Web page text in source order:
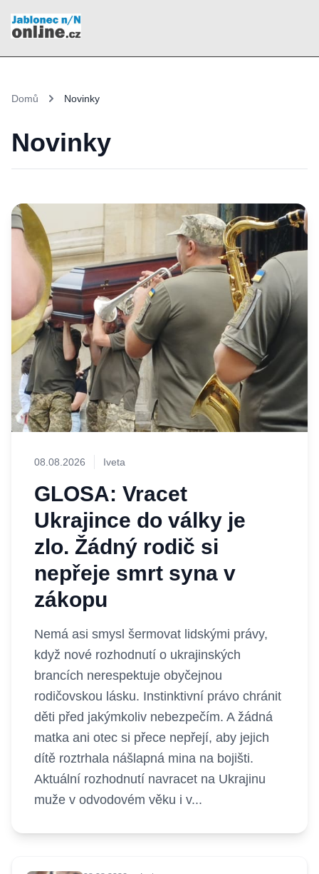
Domů Novinky
Novinky
08.08.2026 Iveta
GLOSA: Vracet
Ukrajince do války je
zlo. Žádný rodič si
nepřeje smrt syna v
zákopu
Nemá asi smysl šermovat lidskými právy,
když nové rozhodnutí o ukrajinských
brancích nerespektuje obyčejnou
rodičovskou lásku. Instinktivní právo chránit
děti před jakýmkoliv nebezpečím. A žádná
matka ani otec si přece nepřejí, aby jejich
dítě roztrhala nášlapná mina na bojišti.
Aktuální rozhodnutí navracet na Ukrajinu
muže v odvodovém věku i v...